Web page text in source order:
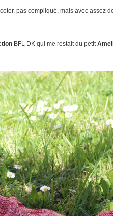
pas compliqué, mais avec assez
BFL DK qui me restait du petit